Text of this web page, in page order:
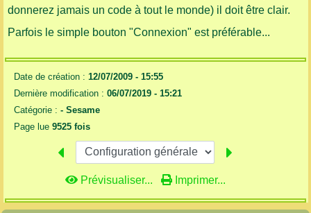
donnerez jamais un code à tout le monde) il doit être clair.
Parfois le simple bouton "Connexion" est préférable...
Date de création : 12/07/2009 - 15:55
Dernière modification : 06/07/2019 - 15:21
Catégorie : - Sesame
Page lue 9525 fois
Prévisualiser... Imprimer...